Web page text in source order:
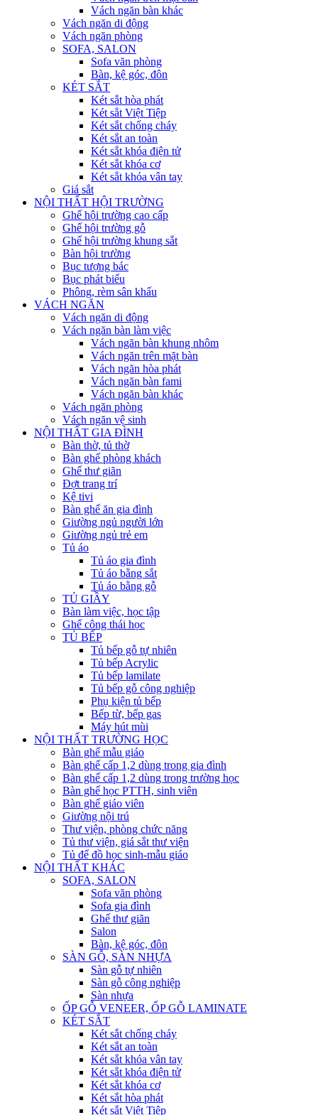
Vách ngăn bàn khác
Vách ngăn di động
Vách ngăn phòng
SOFA, SALON
Sofa văn phòng
Bàn, kệ góc, đôn
KÉT SẮT
Két sắt hòa phát
Két sắt Việt Tiệp
Két sắt chống cháy
Két sắt an toàn
Két sắt khóa điện tử
Két sắt khóa cơ
Két sắt khóa vân tay
Giá sắt
NỘI THẤT HỘI TRƯỜNG
Ghế hội trường cao cấp
Ghế hội trường gỗ
Ghế hội trường khung sắt
Bàn hội trường
Bục tượng bác
Bục phát biểu
Phông, rèm sân khấu
VÁCH NGĂN
Vách ngăn di động
Vách ngăn bàn làm việc
Vách ngăn bàn khung nhôm
Vách ngăn trên mặt bàn
Vách ngăn hòa phát
Vách ngăn bàn fami
Vách ngăn bàn khác
Vách ngăn phòng
Vách ngăn vệ sinh
NỘI THẤT GIA ĐÌNH
Bàn thờ, tủ thờ
Bàn ghế phòng khách
Ghế thư giãn
Đợt trang trí
Kệ tivi
Bàn ghế ăn gia đình
Giường ngủ người lớn
Giường ngủ trẻ em
Tủ áo
Tủ áo gia đình
Tủ áo bằng sắt
Tủ áo bằng gỗ
TỦ GIẦY
Bàn làm việc, học tập
Ghế công thái học
TỦ BẾP
Tủ bếp gỗ tự nhiên
Tủ bếp Acrylic
Tủ bếp lamilate
Tủ bếp gỗ công nghiệp
Phụ kiện tủ bếp
Bếp từ, bếp gas
Máy hút mùi
NỘI THẤT TRƯỜNG HỌC
Bàn ghế mẫu giáo
Bàn ghế cấp 1,2 dùng trong gia đình
Bàn ghế cấp 1,2 dùng trong trường học
Bàn ghế học PTTH, sinh viên
Bàn ghế giáo viên
Giường nội trú
Thư viện, phòng chức năng
Tủ thư viện, giá sắt thư viện
Tủ để đồ học sinh-mẫu giáo
NỘI THẤT KHÁC
SOFA, SALON
Sofa văn phòng
Sofa gia đình
Ghế thư giãn
Salon
Bàn, kệ góc, đôn
SÀN GỖ, SÀN NHỰA
Sàn gỗ tự nhiên
Sàn gỗ công nghiệp
Sàn nhựa
ỐP GỖ VENEER, ỐP GỖ LAMINATE
KÉT SẮT
Két sắt chống cháy
Két sắt an toàn
Két sắt khóa vân tay
Két sắt khóa điện tử
Két sắt khóa cơ
Két sắt hòa phát
Két sắt Việt Tiệp